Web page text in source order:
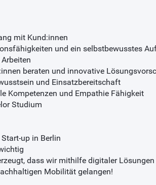
mit Kund:innen
und ein selbstbewusstes
beraten und innovative
und Einsatzbereitschaft
Kompetenzen und Empathie Fähigkeit
Studium
up in Berlin
dass wir mithilfe digitaler
Mobilität gelangen!